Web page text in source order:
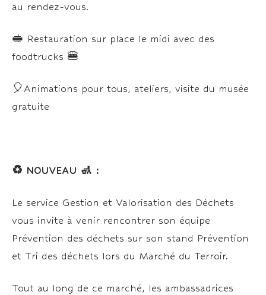
au rendez-vous.
🥪 Restauration sur place le midi avec des
foodtrucks 🍔
🎈Animations pour tous, ateliers, visite du musée
gratuite
♻️ NOUVEAU 🚮 :
Le service Gestion et Valorisation des Déchets
vous invite à venir rencontrer son équipe
Prévention des déchets sur son stand Prévention
et Tri des déchets lors du Marché du Terroir.
Tout au long de ce marché, les ambassadrices